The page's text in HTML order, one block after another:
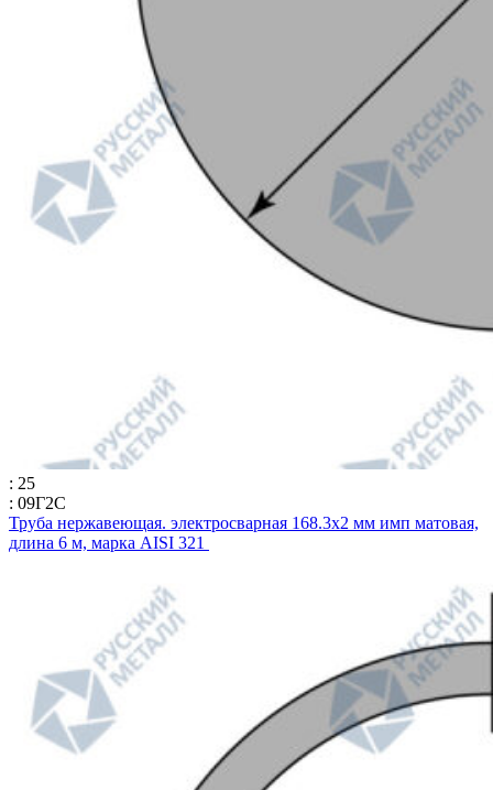
: 25
: 09Г2С
Труба нержавеющая. электросварная 168.3х2 мм имп матовая,
длина 6 м, марка AISI 321